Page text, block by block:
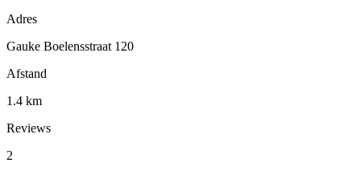
Adres
Gauke Boelensstraat 120
Afstand
1.4 km
Reviews
2